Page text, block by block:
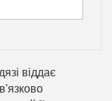
віддає